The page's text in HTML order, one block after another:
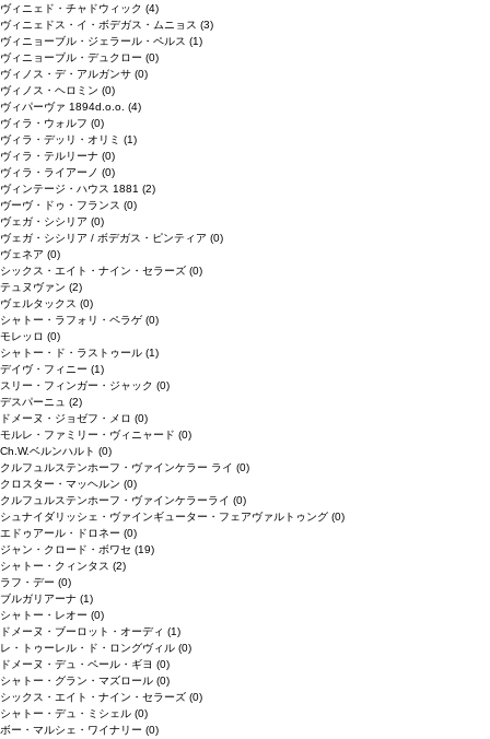
ヴィニェド・チャドウィック (4)
ヴィニェドス・イ・ボデガス・ムニョス (3)
ヴィニョーブル・ジェラール・ペルス (1)
ヴィニョーブル・デュクロー (0)
ヴィノス・デ・アルガンサ (0)
ヴィノス・ヘロミン (0)
ヴィパーヴァ 1894d.o.o. (4)
ヴィラ・ウォルフ (0)
ヴィラ・デッリ・オリミ (1)
ヴィラ・テルリーナ (0)
ヴィラ・ライアーノ (0)
ヴィンテージ・ハウス 1881 (2)
ヴーヴ・ドゥ・フランス (0)
ヴェガ・シシリア (0)
ヴェガ・シシリア / ボデガス・ピンティア (0)
ヴェネア (0)
シックス・エイト・ナイン・セラーズ (0)
テュヌヴァン (2)
ヴェルタックス (0)
シャトー・ラフォリ・ペラゲ (0)
モレッロ (0)
シャトー・ド・ラストゥール (1)
デイヴ・フィニー (1)
スリー・フィンガー・ジャック (0)
デスパーニュ (2)
ドメーヌ・ジョゼフ・メロ (0)
モルレ・ファミリー・ヴィニャード (0)
Ch.W.ベルンハルト (0)
クルフュルステンホーフ・ヴァインケラー ライ (0)
クロスター・マッヘルン (0)
クルフュルステンホーフ・ヴァインケラーライ (0)
シュナイダリッシェ・ヴァインギューター・フェアヴァルトゥング (0)
エドゥアール・ドロネー (0)
ジャン・クロード・ボワセ (19)
シャトー・クィンタス (2)
ラフ・デー (0)
ブルガリアーナ (1)
シャトー・レオー (0)
ドメーヌ・ブーロット・オーディ (1)
レ・トゥーレル・ド・ロングヴィル (0)
ドメーヌ・デュ・ペール・ギヨ (0)
シャトー・グラン・マズロール (0)
シックス・エイト・ナイン・セラーズ (0)
シャトー・デュ・ミシェル (0)
ボー・マルシェ・ワイナリー (0)